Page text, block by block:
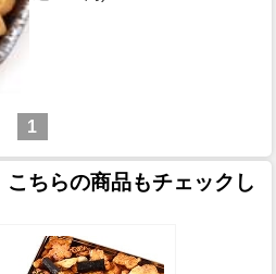
1
ちらの商品もチェックし